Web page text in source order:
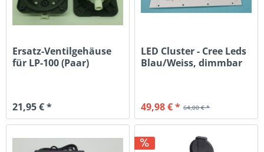
Ersatz-Ventilgehäuse
für LP-100 (Paar)
21,95 € *
LED Cluster - Cree Leds
Blau/Weiss, dimmbar
64,00 € *
49,98 € *